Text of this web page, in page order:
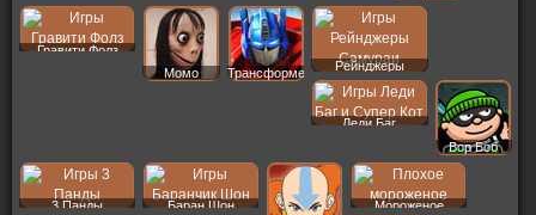
Гравити Фолз
Момо
Трансформеры
Рейнджеры
Леди Баг
Вор Боб
3 Панды
Баран Шон
Мороженое